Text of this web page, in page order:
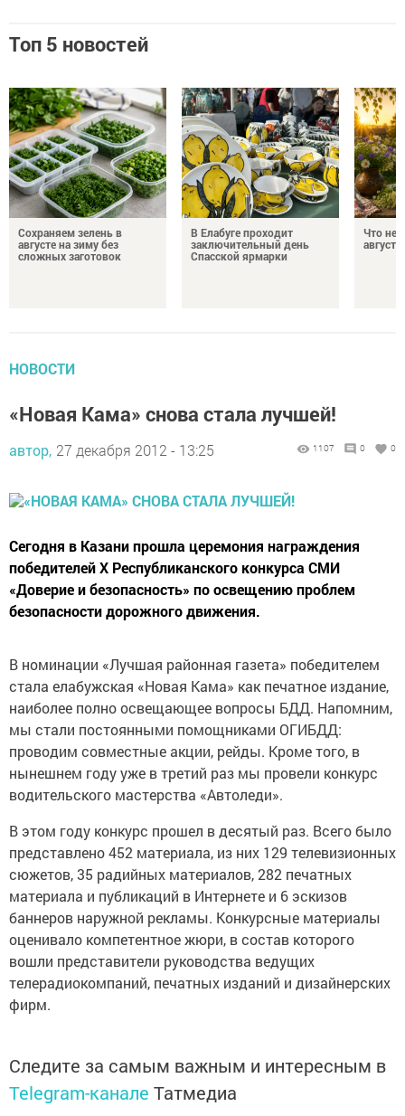
Топ 5 новостей
Сохраняем зелень в
августе на зиму без
сложных заготовок
В Елабуге проходит
заключительный день
Спасской ярмарки
Что
НОВОСТИ
«Новая Кама» снова стала лучшей!
автор, 27 декабря 2012 - 13:25 1107 0 0
Сегодня в Казани прошла церемония награждения
победителей Х Республиканского конкурса СМИ
«Доверие и безопасность» по освещению проблем
безопасности дорожного движения.
В номинации «Лучшая районная газета» победителем
стала елабужская «Новая Кама» как печатное издание,
наиболее полно освещающее вопросы БДД. Напомним,
мы стали постоянными помощниками ОГИБДД:
проводим совместные акции, рейды. Кроме того, в
нынешнем году уже в третий раз мы провели конкурс
водительского мастерства «Автоледи».
В этом году конкурс прошел в десятый раз. Всего было
представлено 452 материала, из них 129 телевизионных
сюжетов, 35 радийных материалов, 282 печатных
материала и публикаций в Интернете и 6 эскизов
баннеров наружной рекламы. Конкурсные материалы
оценивало компетентное жюри, в состав которого
вошли представители руководства ведущих
телерадиокомпаний, печатных изданий и дизайнерских
фирм.
Следите за самым важным и интересным в
Telegram-канале Татмедиа